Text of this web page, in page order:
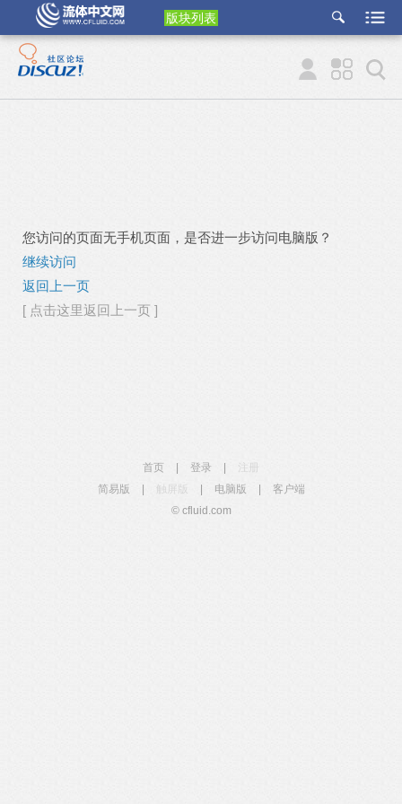
版块列表
etu
p
您访问的页面无手机页面，是否进一步访问电脑版？
继续访问
返回上一页
[ 点击这里返回上一页 ]
首页 登录
简易版
触屏版 电脑版
客户端
© cfluid.com